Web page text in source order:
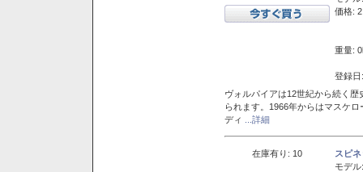
価格:
重量:
登録
ヴォルパイアは12世紀から続く
られます。1966年からはマスケ
ディ
...詳細
在庫有り: 10
スピ
モデル: